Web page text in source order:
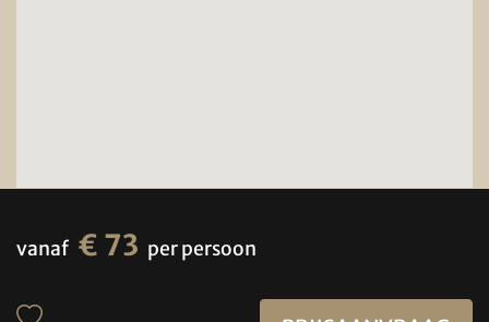
vanaf € 73 per persoon